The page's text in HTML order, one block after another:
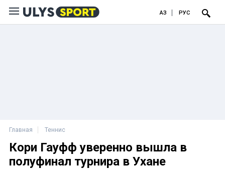
ҚАЗ РУС
Главная Теннис
Кори Гауфф уверенно вышла в
полуфинал турнира в Ухане